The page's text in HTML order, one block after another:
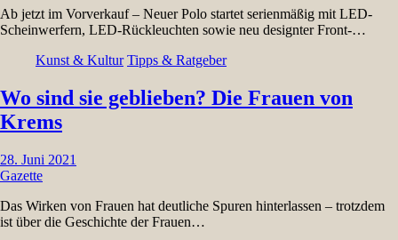
Ab jetzt im Vorverkauf – Neuer Polo startet serienmäßig mit LED-
Scheinwerfern, LED-Rückleuchten sowie neu designter Front-…
Kunst & Kultur Tipps & Ratgeber
Wo sind sie geblieben? Die Frauen von
Krems
28. Juni 2021
Gazette
Das Wirken von Frauen hat deutliche Spuren hinterlassen – trotzdem
ist über die Geschichte der Frauen…